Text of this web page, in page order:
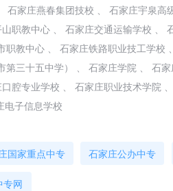
家庄燕春集团技校 、 石家庄宇泉高
职教中心 、 石家庄交通运输学校 、
职教中心 、 石家庄铁路职业技工学校
三十五中学） 、 石家庄学院 、 石
腔专业学校 、 石家庄职业技术学院
电子信息学校
国家重点中专 石家庄公办中专
专网